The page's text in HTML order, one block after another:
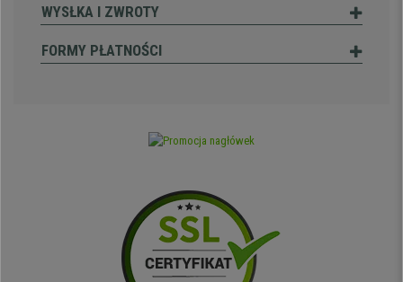
WYSŁKA I ZWROTY
FORMY PŁATNOŚCI